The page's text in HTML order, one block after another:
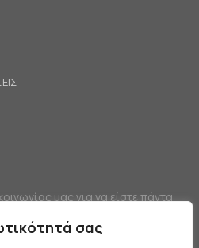
σας
μας για να είστε πάντα